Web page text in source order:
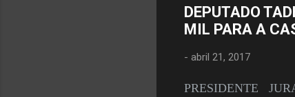
DEPUTADO
MIL PARA A
- abril 21, 2017
PRESIDENTE